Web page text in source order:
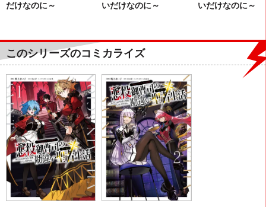
だけなのに～
いだけなのに～
いだけなのに～
このシリーズのコミカライズ